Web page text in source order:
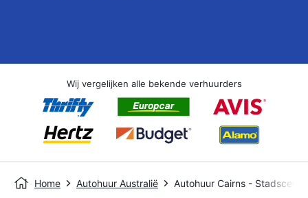
Wij vergelijken alle bekende verhuurders
Home Autohuur Australië Autohuur Cairns -